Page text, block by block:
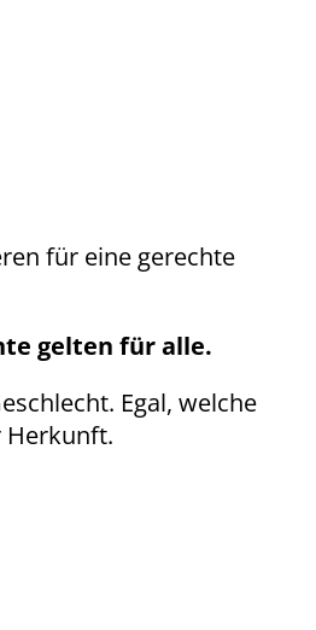
für eine gerechte
gelten für alle.
Egal, welche
Herkunft.